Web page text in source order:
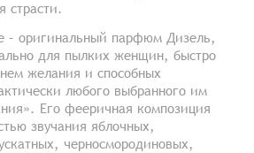
страсти.
– оригинальный парфюм Дизель,
для пылких женщин, быстро
желания и способных
любого выбранного им
Его фееричная композиция
звучания яблочных,
черносмородиновых,